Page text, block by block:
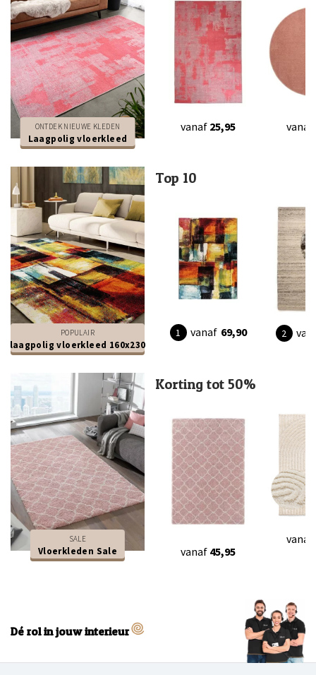
ONTDEK NIEUWE KLEDEN
Laagpolig vloerkleed
vanaf 25,95 vanaf
POPULAIR
laagpolig vloerkleed 160x230
Top 10
vanaf 69,90
SALE
Vloerkleden Sale
Korting tot 50%
vanaf 45,95
vanaf
Dé rol in jouw interieur